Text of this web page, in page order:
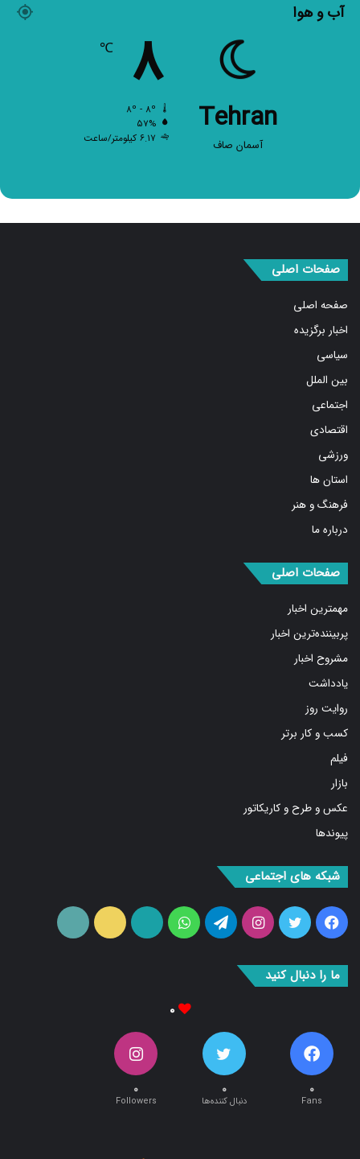
آب و هوا
Tehran
آسمان صاف
۸ ℃
۵۷%
۶.۱۷ کیلومتر/ساعت
صفحات اصلی
صفحه اصلی
اخبار برگزیده
سیاسی
بین الملل
اجتماعی
اقتصادی
ورزشی
استان ها
فرهنگ و هنر
درباره ما
صفحات اصلی
مهمترین اخبار
پربیننده‌ترین اخبار
مشروح اخبار
یادداشت
روایت روز
کسب و کار برتر
فیلم
بازار
عکس و طرح و کاریکاتور
پیوندها
شبکه های اجتماعی
فیس
توییتر اینستاگرامتلگرام واتس
آپارات ایتا
ما را دنبال کنید
۰
۰
Fans
۰
دنبال کننده‌ها
۰
Followers